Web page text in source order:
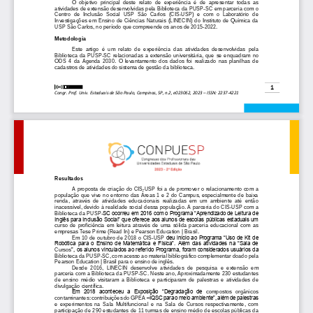
Congr. Prof. Univ. Estaduais de São Paulo, Campinas, SP, n.2, e023062, 2023 –ISSN: 2237-4221
1
O  objetivo  principal  deste  relato  de  experiência  é  de  apresentar  todas  as
atividades de extensão desenvolvidas pela Biblioteca da PUSP -SC em parceria com o
Centro  de  Inclusão  Social  USP  São  Carlos  (CIS-USP)  e  com  o  Laboratório  de
Investigações  em  Ensino  de  Ciências  Naturais  (LINECIN)  do  Instituto  de  Química  da
USP São Carlos, no período que compreende os anos de 2015 -2022.
Metodologia
Este  artigo  é  um  relato  de  experiência das  atividades  desenvolvidas  pela
Biblioteca  da  PUSP-SC  relacionadas  a  extensão universitária,  que  se  enquadram  no
ODS  4  da  Agenda  2030.  O  levantamento  dos  dados foi  realizado  nas  planilhas  de
cadastros de atividades do sistema de gestão da biblioteca.
Resultados
A proposta de criação do CIS-USP foi a de promover o relacionamento com a
população  que  vive  no  entorno  das  Áreas  1  e  2  do  Campus,  especialmente  de  baixa
renda,  através  de  atividades  educacionais  realizadas  em  um  ambiente  até  então
inacessível, devido à realidade social dessa população. A parceria do CIS-USP com a
Biblioteca da PUSP-SC ocorreu em 2016 com o Programa “Aprendizado de Leitura de
Inglês para Inclusão Social” que oferece aos alunos de escolas públicas estaduais um
curso  de  proficiência  em  leitura  através  de  uma  sólida  parceria  educacional  com  as
empresas Tese Prime (Read In) e Pearson Education | Brasil.
Em 10 de outubro de 2018 o CIS -USP deu início ao Programa “Uso de Kit de
Robótica para o Ensino de Matemática e Física”. Além das atividades na “Sala de
Cursos”, os alunos vinculados ao referido Programa, foram considerados usuários da
Biblioteca da PUSP-SC, com acesso ao material bibliográfico complementar doado pela
Pearson Education | Brasil para o ensino de inglês.
Desde  2016,  LINECIN desenvolve  atividades de  pesquisa  e  extensão  em
parceria com a Biblioteca da PUSP-SC. Neste ano, Aproximadamente 230 estudantes
de  ensino  médio  visitaram  a  Biblioteca  e  participaram  de  palestras  e  atividades  de
divulgação científica.
Em  2018  aconteceu  a  Exposição  “Degradação  de
compostos   orgânicos
contaminantes: contribuições do GPEA –IQSC para o meio ambiente”, além de palestras
e  experimentos  na  Sala  Multifuncional  e  na  Sala  de  Cursos  respectivamente,  com
participação de 290 estudantes de 11 turmas de ensino médio de escolas públicas da